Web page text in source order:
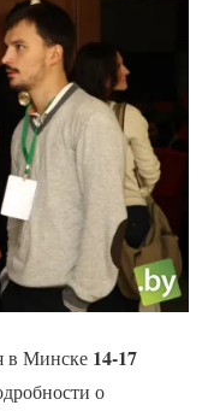
в Минске 14-17
о